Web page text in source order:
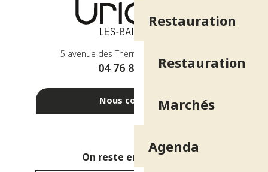
Restauration
Restauration
Marchés
Agenda
5 avenue des Thermes - 38410 Uriage
04 76 89 10 27
Nous contacter
On reste en contact ?